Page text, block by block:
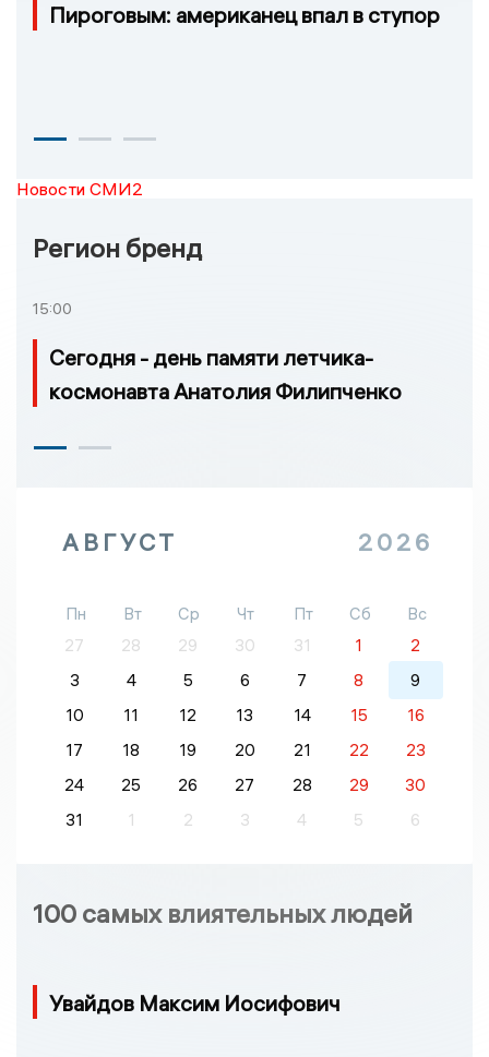
Пироговым: американец впал в ступор
Новости СМИ2
Регион бренд
15:00
Сегодня - день памяти летчика-
космонавта Анатолия Филипченко
АВГУСТ 2026
Пн Вт Ср Чт Пт Сб
Вс
27
28 29 30 31 1
2
3
4 5 6 7 8
9
10
11 12 13 14 15
16
17
18 19 20 21 22
23
24
25 26 27 28 29
30
31
1 2 3 4 5 6
100 самых влиятельных людей
Увайдов Максим Иосифович